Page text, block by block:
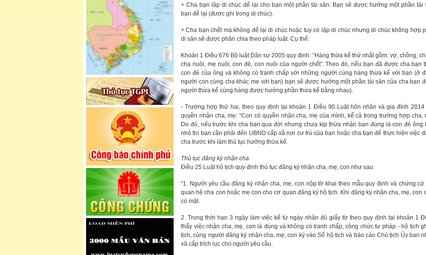
+ Cha bạn lập di chúc để lại cho bạn một phần tài sản: Bạn sẽ được hưởng một phần tài
bạn để lại (được ghi trong di chúc).
+ Cha bạn chết mà không để lại di chúc hoặc tuy có lập di chúc nhưng di chúc không hợp
di sản sẽ được phân chia theo pháp luật. Cụ thể:
Khoản 1 Điều 676 Bộ luật Dân sự 2005 quy định: “Hàng thừa kế thứ nhất gồm: vợ, chồng,
cha nuôi, mẹ nuôi, con đẻ, con nuôi của người chết”. Theo đó, nếu bạn đã được cha bạn
con đẻ của ông và không có tranh chấp với những người cùng hàng thừa kế với bạn (ở
người con cùng cha khác mẹ với bạn) bạn sẽ được hưởng một phần tài sản của cha bạn
người thừa kế cùng hàng được hưởng phần thừa kế bằng nhau).
- Trường hợp thứ hai, theo quy định tại khoản 1 Điều 90 Luật hôn nhân và gia đình 2014
quyền nhận cha, mẹ: “Con có quyền nhận cha, mẹ của mình, kể cả trong trường hợp cha,
Do đó, nếu trước khi cha bạn qua đời nhưng chưa kịp thừa nhận bạn đúng là con đẻ ông
nhỏ thì bạn cần phải đến UBND cấp xã nơi cư trú của bạn hoặc cha bạn để thực hiện việc
cha trước khi làm thủ tục hưởng thừa kế.
Thủ tục đăng ký nhận cha
Điều 25 Luật hộ tịch quy định thủ tục đăng ký nhận cha, mẹ, con như sau:
“1. Người yêu cầu đăng ký nhận cha, mẹ, con nộp tờ khai theo mẫu quy định và chứng cứ
quan hệ cha con hoặc mẹ con cho cơ quan đăng ký hộ tịch. Khi đăng ký nhận cha, mẹ, con
có mặt.
2. Trong thời hạn 3 ngày làm việc kể từ ngày nhận đủ giấy tờ theo quy định tại khoản 1
thấy việc nhận cha, mẹ, con là đúng và không có tranh chấp, công chức tư pháp - hộ tịch
tịch, cùng người đăng ký nhận cha, mẹ, con ký vào Sổ hộ tịch và báo cáo Chủ tịch Ủy ban
xã cấp trích lục cho người yêu cầu.